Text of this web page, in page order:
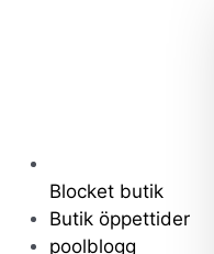
Blocket butik
Butik öppettider
poolblogg